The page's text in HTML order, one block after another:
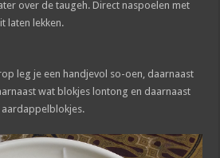
over de taugeh. Direct naspoelen met
laten lekken.
leg je een handjevol so-oen, daarnaast
wat blokjes lontong en daarnaast